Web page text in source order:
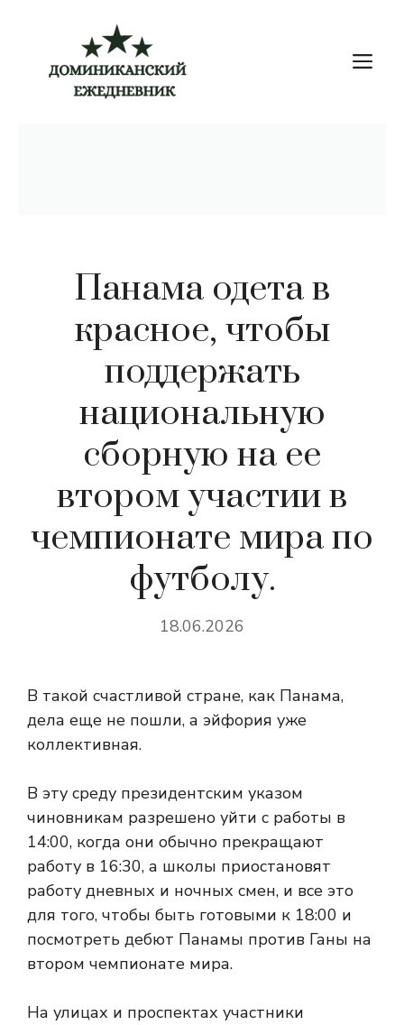
содержимому
Панама одета в
красное, чтобы
поддержать
национальную
сборную на ее
втором участии в
чемпионате мира по
футболу.
18.06.2026
В такой счастливой стране, как Панама,
дела еще не пошли, а эйфория уже
коллективная.
В эту среду президентским указом
чиновникам разрешено уйти с работы в
14:00, когда они обычно прекращают
работу в 16:30, а школы приостановят
работу дневных и ночных смен, и все это
для того, чтобы быть готовыми к 18:00 и
посмотреть дебют Панамы против Ганы на
втором чемпионате мира.
На улицах и проспектах участники